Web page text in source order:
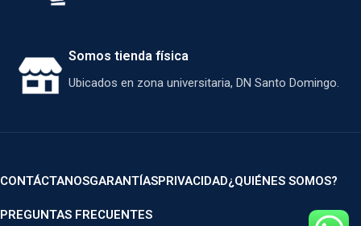
Somos tienda física
Ubicados en zona universitaria, DN Santo Domingo.
CONTÁCTANOSGARANTÍASPRIVACIDAD¿QUIÉNES SOMOS?
PREGUNTAS FRECUENTES